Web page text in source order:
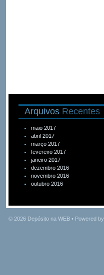
Arquivos Recentes
maio 2017
abril 2017
março 2017
fevereiro 2017
janeiro 2017
dezembro 2016
novembro 2016
outubro 2016
© 2026 Depósito na WEB • Powered by